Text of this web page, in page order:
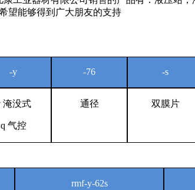
望能够得到广大朋友的支持
-y -76 -s
淹没式
q 气控
通径 双膜片
rmf-y-62s